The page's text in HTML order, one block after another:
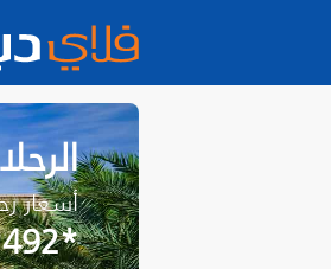
أسعار
*EUR 492